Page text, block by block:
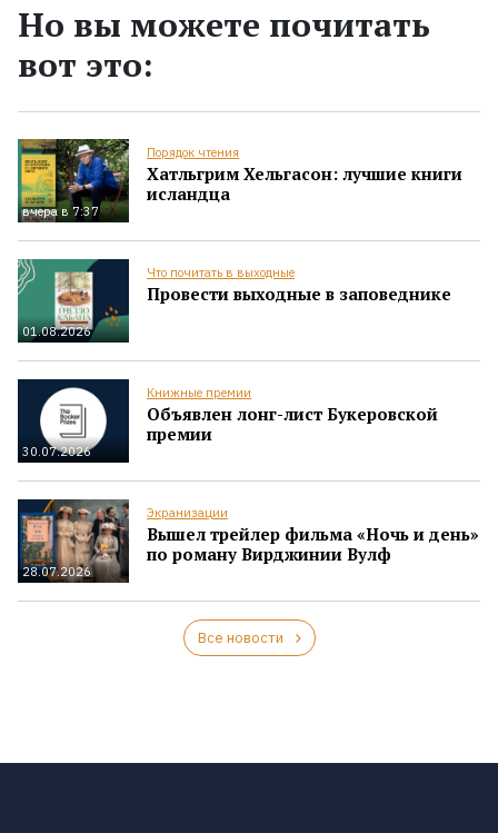
Но вы можете почитать
вот это:
вчера в 7:37
Порядок чтения
Хатльгрим Хельгасон: лучшие книги
исландца
01.08.2026
Что почитать в выходные
Провести выходные в заповеднике
30.07.2026
Книжные премии
Объявлен лонг-лист Букеровской
премии
28.07.2026
Экранизации
Вышел трейлер фильма «Ночь и день»
по роману Вирджинии Вулф
Все новости